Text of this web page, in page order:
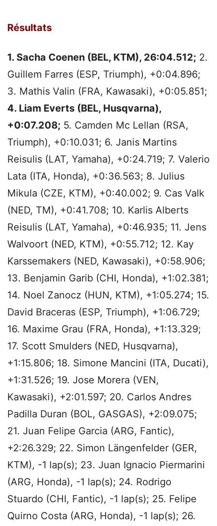
Résultats
1. Sacha Coenen (BEL, KTM), 26:04.512; 2.
Guillem Farres (ESP, Triumph), +0:04.896;
3. Mathis Valin (FRA, Kawasaki), +0:05.851;
4. Liam Everts (BEL, Husqvarna),
+0:07.208; 5. Camden Mc Lellan (RSA,
Triumph), +0:10.031; 6. Janis Martins
Reisulis (LAT, Yamaha), +0:24.719; 7. Valerio
Lata (ITA, Honda), +0:36.563; 8. Julius
Mikula (CZE, KTM), +0:40.002; 9. Cas Valk
(NED, TM), +0:41.708; 10. Karlis Alberts
Reisulis (LAT, Yamaha), +0:46.935; 11. Jens
Walvoort (NED, KTM), +0:55.712; 12. Kay
Karssemakers (NED, Kawasaki), +0:58.906;
13. Benjamin Garib (CHI, Honda), +1:02.381;
14. Noel Zanocz (HUN, KTM), +1:05.274; 15.
David Braceras (ESP, Triumph), +1:06.729;
16. Maxime Grau (FRA, Honda), +1:13.329;
17. Scott Smulders (NED, Husqvarna),
+1:15.806; 18. Simone Mancini (ITA, Ducati),
+1:31.526; 19. Jose Morera (VEN,
Kawasaki), +2:01.597; 20. Carlos Andres
Padilla Duran (BOL, GASGAS), +2:09.075;
21. Juan Felipe Garcia (ARG, Fantic),
+2:26.329; 22. Simon Längenfelder (GER,
KTM), -1 lap(s); 23. Juan Ignacio Piermarini
(ARG, Honda), -1 lap(s); 24. Rodrigo
Stuardo (CHI, Fantic), -1 lap(s); 25. Felipe
Quirno Costa (ARG, Honda), -1 lap(s); 26.